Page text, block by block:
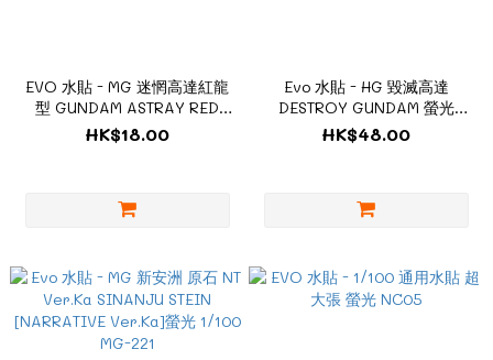
EVO 水貼 - MG 迷惘高達紅龍
型 GUNDAM ASTRAY RED
DRAGONICS 1/100 PM-133
HK$18.00
Evo 水貼 - HG 毀滅高達
DESTROY GUNDAM 螢光
1/100 HG-246
HK$48.00